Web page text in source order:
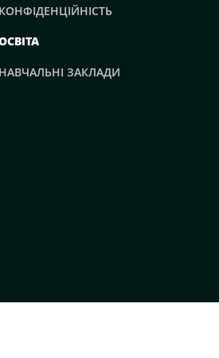
КОНФІДЕНЦІЙНІСТЬ
НАВЧАЛЬНІ ЗАКЛАДИ